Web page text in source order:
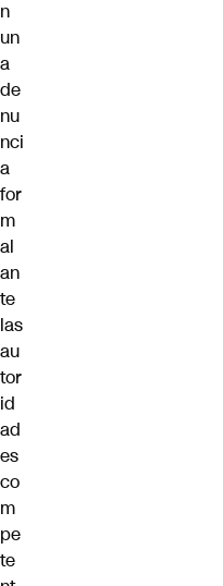
n
un
a
de
nu
nci
a
for
m
al
an
te
las
au
tor
id
ad
es
co
m
pe
te